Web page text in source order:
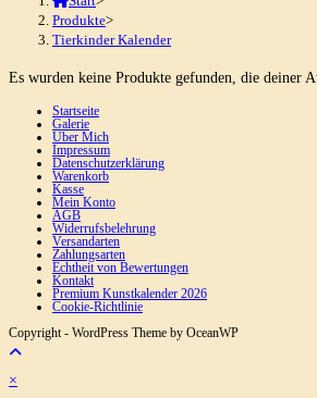
Produkte>
Tierkinder Kalender
Es wurden keine Produkte gefunden, die deiner
Startseite
Galerie
Über Mich
Impressum
Datenschutzerklärung
Warenkorb
Kasse
Mein Konto
AGB
Widerrufsbelehrung
Versandarten
Zahlungsarten
Echtheit von Bewertungen
Kontakt
Premium Kunstkalender 2026
Cookie-Richtlinie
Copyright - WordPress Theme by OceanWP
×